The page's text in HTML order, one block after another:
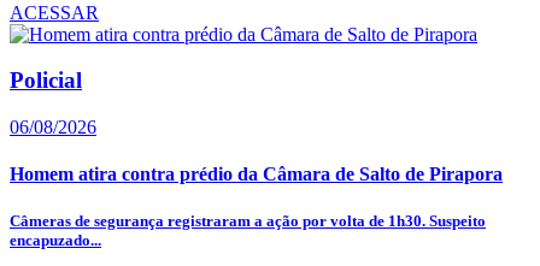
ACESSAR
Policial
06/08/2026
Homem atira contra prédio da Câmara de Salto de Pirapora
Câmeras de segurança registraram a ação por volta de 1h30. Suspeito
encapuzado...